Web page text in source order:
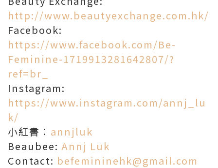
http://www.beautyexchange.com.hk/
Facebook:
https://www.facebook.com/Be-
Feminine-1719913281642807/?
ref=br_
Instagram:
https://www.instagram.com/annj_lu
k/
小紅書： annjluk
Beaubee: Annj Luk
Contact: befemininehk@gmail.com